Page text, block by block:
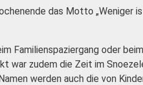
das Motto „Weniger
Familienspaziergang oder
war zudem die Zeit im
werden auch die von